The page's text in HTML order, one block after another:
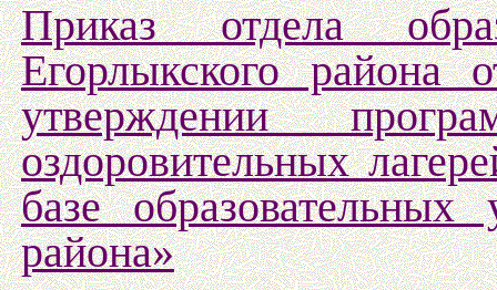
Приказ отдела
Егорлыкского
утверждении
оздоровительных
базе образовательных
района»